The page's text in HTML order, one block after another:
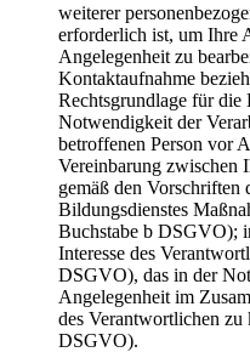
weiterer
erforderlich ist, um Ihre
Angelegenheit zu
Kontaktaufnahme
Rechtsgrundlage für die
Notwendigkeit der
betroffenen Person vor
Vereinbarung zwischen
gemäß den Vorschriften
Bildungsdienstes
Buchstabe b DSGVO);
Interesse des
DSGVO), das in der
Angelegenheit im
des Verantwortlichen
DSGVO).